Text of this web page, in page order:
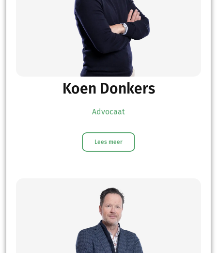
Koen Donkers
Advocaat
Lees meer